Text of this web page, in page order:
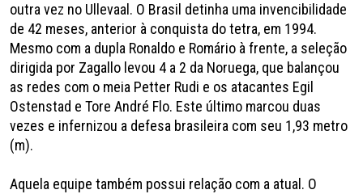
outra vez no Ullevaal. O Brasil detinha uma invencibilidade
de 42 meses, anterior à conquista do tetra, em 1994.
Mesmo com a dupla Ronaldo e Romário à frente, a seleção
dirigida por Zagallo levou 4 a 2 da Noruega, que balançou
as redes com o meia Petter Rudi e os atacantes Egil
Ostenstad e Tore André Flo. Este último marcou duas
vezes e infernizou a defesa brasileira com seu 1,93 metro
(m).
Aquela equipe também possui relação com a atual. O